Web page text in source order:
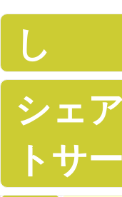
し
シェ
トサ